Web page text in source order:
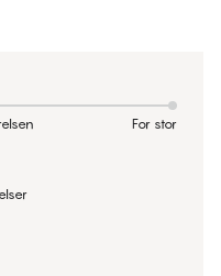
For stor